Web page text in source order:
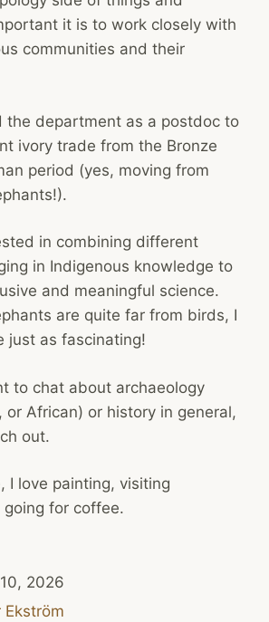
it is to work closely with
communities and their
the department as a postdoc to
ivory trade from the Bronze
period (yes, moving from
in combining different
in Indigenous knowledge to
and meaningful science.
are quite far from birds, I
just as fascinating!
to chat about archaeology
or African) or history in general,
out.
I love painting, visiting
for coffee.
2026
Ekström